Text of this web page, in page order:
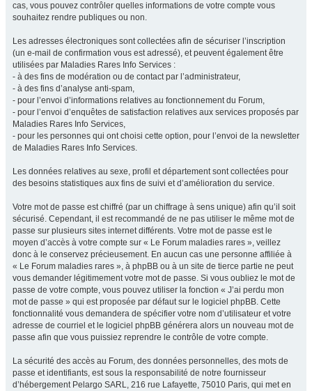
cas, vous pouvez contrôler quelles informations de votre compte vous
souhaitez rendre publiques ou non.
Les adresses électroniques sont collectées afin de sécuriser l’inscription
(un e-mail de confirmation vous est adressé), et peuvent également être
utilisées par Maladies Rares Info Services :
- à des fins de modération ou de contact par l’administrateur,
- à des fins d’analyse anti-spam,
- pour l’envoi d’informations relatives au fonctionnement du Forum,
- pour l’envoi d’enquêtes de satisfaction relatives aux services proposés par
Maladies Rares Info Services,
- pour les personnes qui ont choisi cette option, pour l’envoi de la newsletter
de Maladies Rares Info Services.
Les données relatives au sexe, profil et département sont collectées pour
des besoins statistiques aux fins de suivi et d’amélioration du service.
Votre mot de passe est chiffré (par un chiffrage à sens unique) afin qu’il soit
sécurisé. Cependant, il est recommandé de ne pas utiliser le même mot de
passe sur plusieurs sites internet différents. Votre mot de passe est le
moyen d’accès à votre compte sur « Le Forum maladies rares », veillez
donc à le conservez précieusement. En aucun cas une personne affiliée à
« Le Forum maladies rares », à phpBB ou à un site de tierce partie ne peut
vous demander légitimement votre mot de passe. Si vous oubliez le mot de
passe de votre compte, vous pouvez utiliser la fonction « J’ai perdu mon
mot de passe » qui est proposée par défaut sur le logiciel phpBB. Cette
fonctionnalité vous demandera de spécifier votre nom d’utilisateur et votre
adresse de courriel et le logiciel phpBB générera alors un nouveau mot de
passe afin que vous puissiez reprendre le contrôle de votre compte.
La sécurité des accès au Forum, des données personnelles, des mots de
passe et identifiants, est sous la responsabilité de notre fournisseur
d’hébergement Pelargo SARL, 216 rue Lafayette, 75010 Paris, qui met en